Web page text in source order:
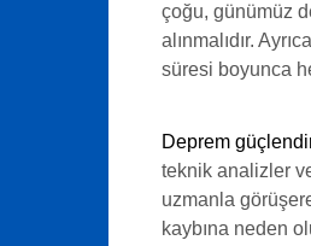
çoğu, günümüz
alınmalıdır.
süresi boyunca
Deprem
teknik analizler
uzmanla
kaybına neden